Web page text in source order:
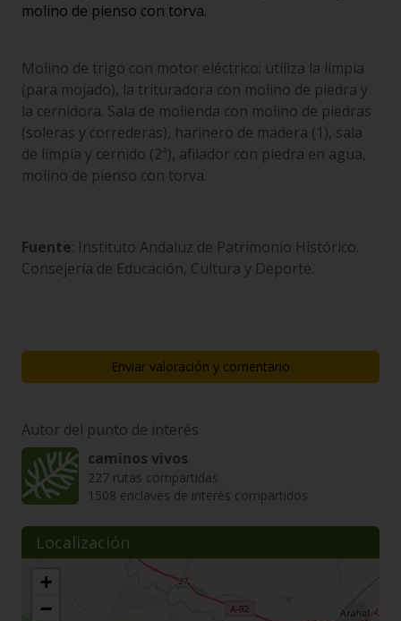
molino de pienso con torva.
Molino de trigo con motor eléctrico; utiliza la limpia
(para mojado), la trituradora con molino de piedra y
la cernidora. Sala de molienda con molino de piedras
(soleras y correderas), harinero de madera (1), sala
de limpia y cernido (2ª), afilador con piedra en agua,
molino de pienso con torva.
Fuente: Instituto Andaluz de Patrimonio Histórico.
Consejería de Educación, Cultura y Deporte.
Enviar valoración y comentario
Autor del punto de interés
caminos vivos
227 rutas compartidas
1508 enclaves de interés compartidos
Localización
+
−